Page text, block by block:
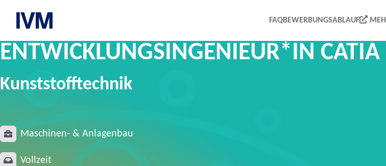
IVM Karriereportal FAQBEWERBUNGSABLAUF
ENTWICKLUNGSINGENIEUR*IN
Kunststofftechnik
Maschinen- & Anlagenbau
Vollzeit